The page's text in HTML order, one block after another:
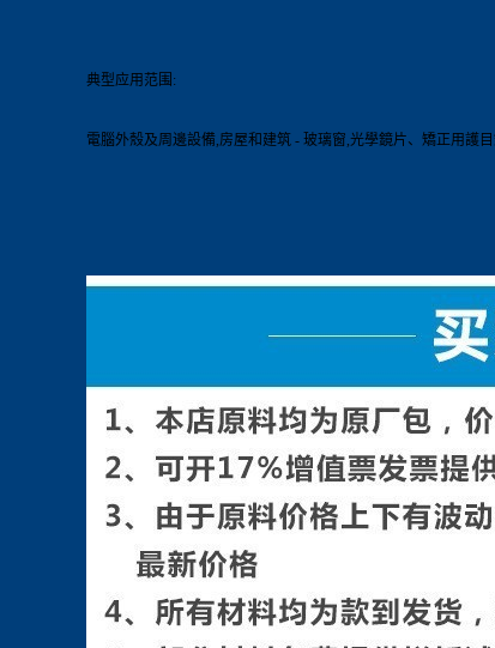
典型应用范围:
電腦外殼及周邊設備,房屋和建筑 - 玻璃窗,光學鏡片、矯正用護